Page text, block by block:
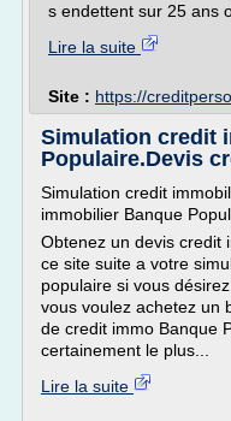
s endettent sur 25 ans
Lire la suite
Site : https://
Simulation credit
Populaire.Devis
Simulation credit
immobilier Banque
Obtenez un devis credit
ce site suite a votre
populaire si vous
vous voulez achetez un
de credit immo Banque
certainement le plus...
Lire la suite